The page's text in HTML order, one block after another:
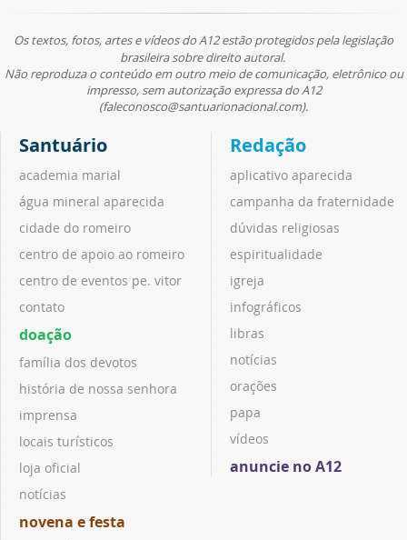
Os textos, fotos, artes e vídeos do A12 estão protegidos pela legislação
brasileira sobre direito autoral.
Não reproduza o conteúdo em outro meio de comunicação, eletrônico ou
impresso, sem autorização expressa do A12
(faleconosco@santuarionacional.com).
Santuário
academia marial
água mineral aparecida
cidade do romeiro
centro de apoio ao romeiro
centro de eventos pe. vitor
contato
doação
família dos devotos
história de nossa senhora
imprensa
locais turísticos
loja oficial
notícias
novena e festa
Redação
aplicativo aparecida
campanha da fraternidade
dúvidas religiosas
espiritualidade
igreja
infográficos
libras
notícias
orações
papa
vídeos
anuncie no A12